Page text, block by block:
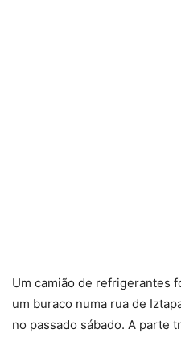
Um camião de refrigerantes
um buraco numa rua de
no passado sábado. A parte